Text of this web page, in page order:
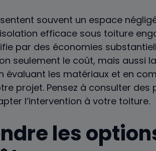
souvent un espace
efficace sous toiture
par des économies
seulement le coût, mais aussi
évaluant les matériaux et en
projet. Pensez à consulter
l’intervention à votre toiture.
les